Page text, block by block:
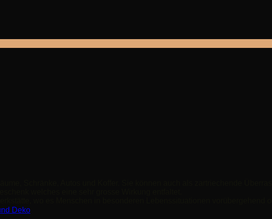
Deko
Schränke, Autos und Koffer. Sie können auch als zartriechende
wo es Menschen in besonderen Lebenssituationen vorübergehend